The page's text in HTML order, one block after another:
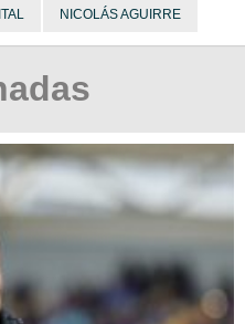
NICOLÁS AGUIRRE